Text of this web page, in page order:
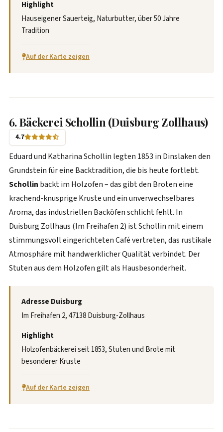
Highlight
Hauseigener Sauerteig, Naturbutter, über 50 Jahre
Tradition
Auf der Karte zeigen
6. Bäckerei Schollin (Duisburg Zollhaus)
4.7
Eduard und Katharina Schollin legten 1853 in Dinslaken den
Grundstein für eine Backtradition, die bis heute fortlebt.
Schollin backt im Holzofen – das gibt den Broten eine
krachend-knusprige Kruste und ein unverwechselbares
Aroma, das industriellen Backöfen schlicht fehlt. In
Duisburg Zollhaus (Im Freihafen 2) ist Schollin mit einem
stimmungsvoll eingerichteten Café vertreten, das rustikale
Atmosphäre mit handwerklicher Qualität verbindet. Der
Stuten aus dem Holzofen gilt als Hausbesonderheit.
Adresse Duisburg
Im Freihafen 2, 47138 Duisburg-Zollhaus
Highlight
Holzofenbäckerei seit 1853, Stuten und Brote mit
besonderer Kruste
Auf der Karte zeigen